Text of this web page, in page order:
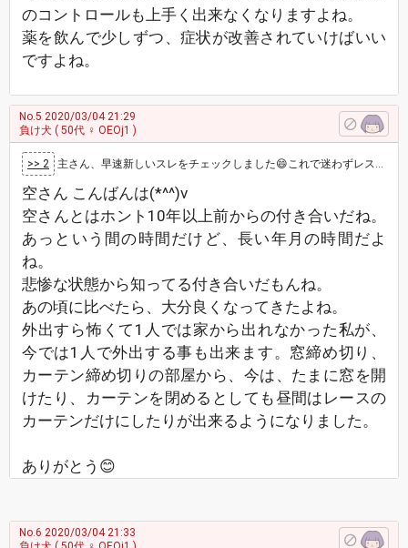
のコントロールも上手く出来なくなりますよね。
薬を飲んで少しずつ、症状が改善されていけばいい
ですよね。
No.5 2020/03/04 21:29
負け犬 ( 50代 ♀ OEOj1 )
>> 2 主さん、早速新しいスレをチェックしました😄これで迷わずレスできると思います。 長いお付き合いになりましたね。 お互い、最悪の時からはずっ…
空さん こんばんは(*^^)v
空さんとはホント10年以上前からの付き合いだね。
あっという間の時間だけど、長い年月の時間だよ
ね。
悲惨な状態から知ってる付き合いだもんね。
あの頃に比べたら、大分良くなってきたよね。
外出すら怖くて1人では家から出れなかった私が、
今では1人で外出する事も出来ます。窓締め切り、
カーテン締め切りの部屋から、今は、たまに窓を開
けたり、カーテンを閉めるとしても昼間はレースの
カーテンだけにしたりが出来るようになりました。
ありがとう😊
No.6 2020/03/04 21:33